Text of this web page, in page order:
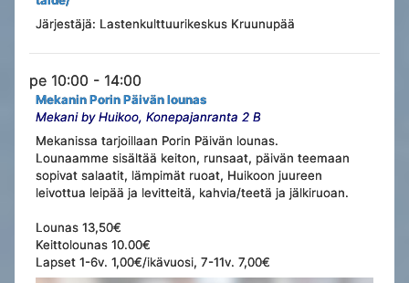
Järjestäjä: Lastenkulttuurikeskus Kruunupää
pe 10:00 - 14:00
Mekanin Porin Päivän lounas
Mekani by Huikoo, Konepajanranta 2 B
Mekanissa tarjoillaan Porin Päivän lounas.
Lounaamme sisältää keiton, runsaat, päivän teemaan
sopivat salaatit, lämpimät ruoat, Huikoon juureen
leivottua leipää ja levitteitä, kahvia/teetä ja jälkiruoan.
Lounas 13,50€
Keittolounas 10.00€
Lapset 1-6v. 1,00€/ikävuosi, 7-11v. 7,00€